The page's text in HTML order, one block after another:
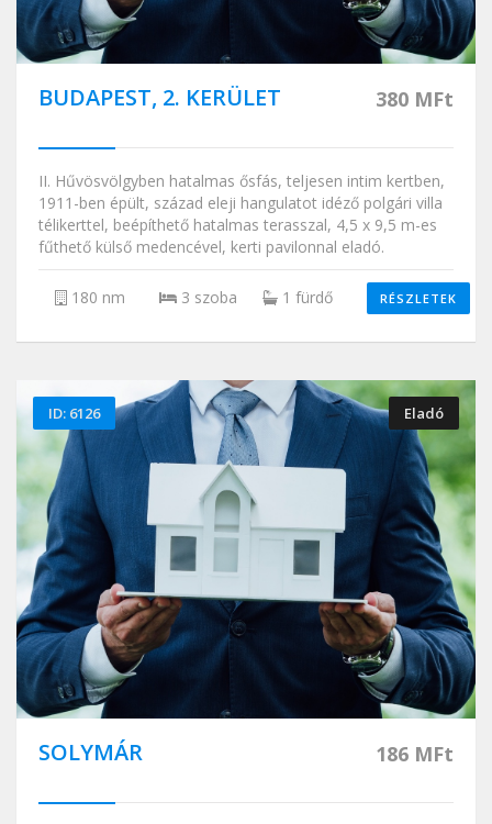
BUDAPEST, 2. KERÜLET 380 MFt
II. Hűvösvölgyben hatalmas ősfás, teljesen intim kertben,
1911-ben épült, század eleji hangulatot idéző polgári villa
télikerttel, beépíthető hatalmas terasszal, 4,5 x 9,5 m-es
fűthető külső medencével, kerti pavilonnal eladó.
180 nm 3 szoba 1 fürdő RÉSZLETEK
ID: 6126 Eladó
SOLYMÁR 186 MFt